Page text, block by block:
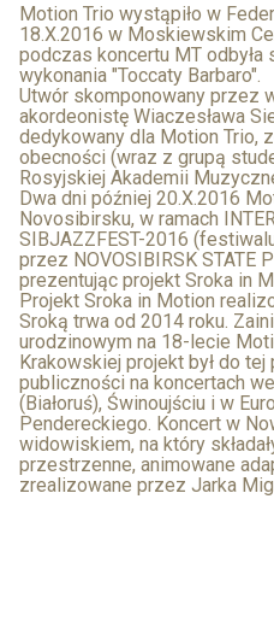
Motion Trio wystąpiło w
18.X.2016 w Moskiewskim
podczas koncertu MT odbyła
wykonania "Toccaty Barbaro".
Utwór skomponowany przez
akordeonistę Wiaczesława
dedykowany dla Motion Trio,
obecności (wraz z grupą
Rosyjskiej Akademii
Dwa dni później 20.X.2016
Novosibirsku, w ramach
SIBJAZZFEST-2016
przez NOVOSIBIRSK STATE
prezentując projekt Sroka in
Projekt Sroka in Motion
Sroką trwa od 2014 roku.
urodzinowym na 18-lecie
Krakowskiej projekt był do
publiczności na koncertach
(Białoruś), Świnoujściu i w
Pendereckiego. Koncert w
widowiskiem, na który
przestrzenne, animowane
zrealizowane przez Jarka